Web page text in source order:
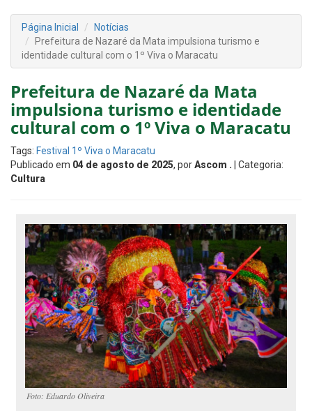
Página Inicial
Notícias
Prefeitura de Nazaré da Mata impulsiona turismo e
identidade cultural com o 1º Viva o Maracatu
Prefeitura de Nazaré da Mata
impulsiona turismo e identidade
cultural com o 1º Viva o Maracatu
Tags: Festival 1º Viva o Maracatu
Publicado em 04 de agosto de 2025, porAscom . | Categoria:
Cultura
Foto: Eduardo Oliveira